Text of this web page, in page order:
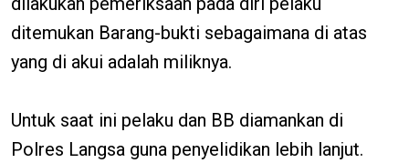
ditemukan Barang-bukti sebagaimana di atas
yang di akui adalah miliknya.
Untuk saat ini pelaku dan BB diamankan di
Polres Langsa guna penyelidikan lebih lanjut.